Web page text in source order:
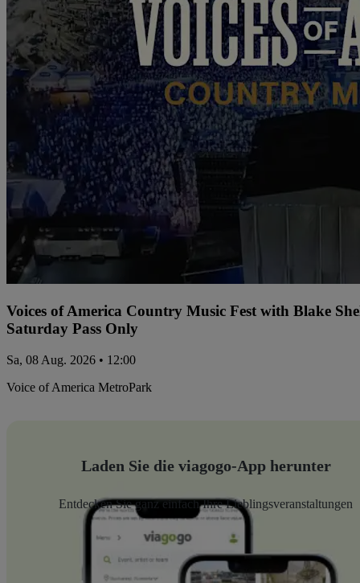
Voices of America Country Music Fest with Blake
Saturday Pass Only
Sa, 08 Aug. 2026 • 12:00
Voice of America MetroPark
Laden Sie die viagogo-App herunter
Entdecken Sie ganz einfach Ihre Lieblingsveranstaltungen